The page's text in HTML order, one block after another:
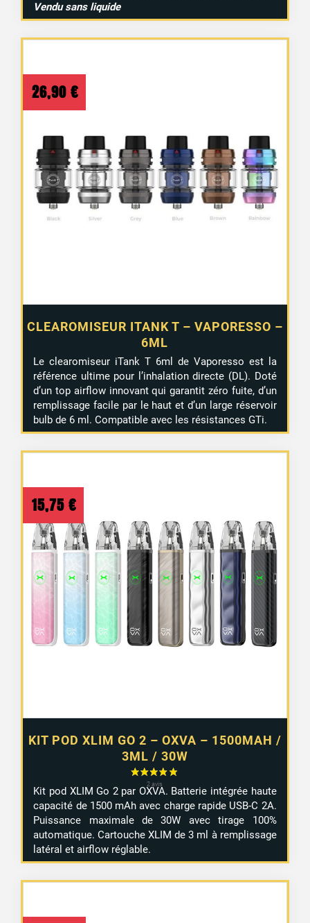
Vendu sans liquide
CLEAROMISEUR ITANK T – VAPORESSO –
6ML
26,90 €
Le clearomiseur iTank T 6ml de Vaporesso est la
référence ultime pour l’inhalation directe (DL). Doté
d’un top airflow innovant qui garantit zéro fuite, d’un
remplissage facile par le haut et d’un large réservoir
bulb de 6 ml. Compatible avec les résistances GTi.
KIT POD XLIM GO 2 – OXVA – 1500MAH /
3ML / 30W
15,75 €
Kit pod XLIM Go 2 par OXVA. Batterie intégrée haute
capacité de 1500 mAh avec charge rapide USB-C 2A.
Puissance maximale de 30W avec tirage 100%
automatique. Cartouche XLIM de 3 ml à remplissage
latéral et airflow réglable.